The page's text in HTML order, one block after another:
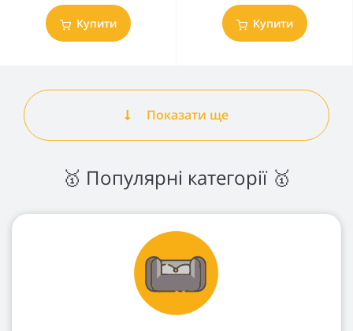
Купити Купити
Показати ще
🥇 Популярні категорії 🥇